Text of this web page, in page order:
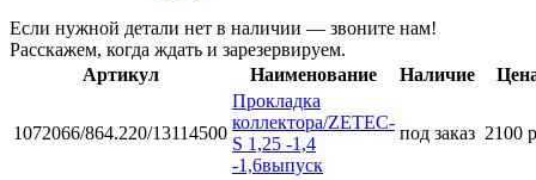
Если нужной детали нет в наличии — звоните нам!
Расскажем, когда ждать и зарезервируем.
Артикул
Наименование Наличие
1072066/864.220/13114500
Прокладка
коллектора/ZETEC-
S 1,25 -1,4
-1,6выпуск
под заказ 2100